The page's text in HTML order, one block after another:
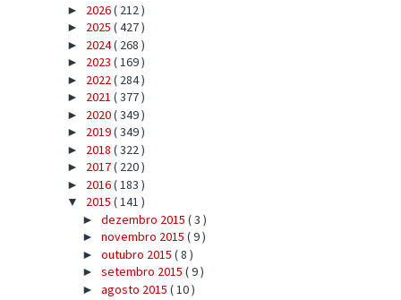
► 2026( 212 )
► 2025 ( 427 )
► 2024( 268 )
► 2023 ( 169 )
► 2022( 284 )
► 2021 ( 377 )
► 2020( 349 )
► 2019( 349 )
► 2018 ( 322 )
► 2017( 220 )
► 2016( 183 )
▼ 2015 ( 141 )
► dezembro 2015 ( 3 )
► novembro 2015 ( 9 )
► outubro 2015 ( 8 )
► setembro 2015 ( 9 )
► agosto 2015 ( 10 )